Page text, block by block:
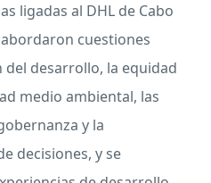
ligadas al DHL de Cabo
cuestiones
del desarrollo, la equidad
medio ambiental, las
y la
decisiones, y se